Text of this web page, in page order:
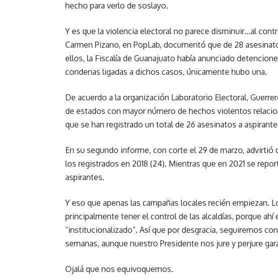
hecho para verlo de soslayo.
Y es que la violencia electoral no parece disminuir…al
Carmen Pizano, en PopLab, documentó que de 28
ellos, la Fiscalía de Guanajuato había anunciado
condenas ligadas a dichos casos, únicamente hubo una.
De acuerdo a la organización Laboratorio Electoral,
de estados con mayor número de hechos violentos
que se han registrado un total de 26 asesinatos a
En su segundo informe, con corte el 29 de marzo, advirtió
los registrados en 2018 (24). Mientras que en 2021 se
aspirantes.
Y eso que apenas las campañas locales recién empiezan.
principalmente tener el control de las alcaldías, porque ahí
“institucionalizado”. Así que por desgracia, seguiremos
semanas, aunque nuestro Presidente nos jure y perjure
Ojalá que nos equivoquemos.